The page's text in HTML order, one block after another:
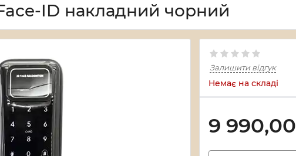
ID накладний чорний
Залишити відгук
Немає на складі
9 990,00